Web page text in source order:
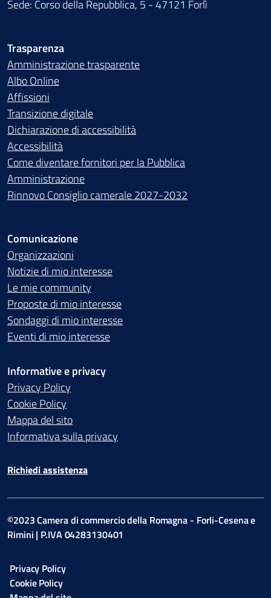
Sede: Corso della Repubblica, 5 - 47121 Forlì
Trasparenza
Amministrazione trasparente
Albo Online
Affissioni
Transizione digitale
Dichiarazione di accessibilità
Accessibilità
Come diventare fornitori per la Pubblica
Amministrazione
Rinnovo Consiglio camerale 2027-2032
Comunicazione
Organizzazioni
Notizie di mio interesse
Le mie community
Proposte di mio interesse
Sondaggi di mio interesse
Eventi di mio interesse
Informative e privacy
Privacy Policy
Cookie Policy
Mappa del sito
Informativa sulla privacy
Richiedi assistenza
©2023 Camera di commercio della Romagna - Forli-Cesena e
Rimini | P.IVA 04283130401
Privacy Policy
Cookie Policy